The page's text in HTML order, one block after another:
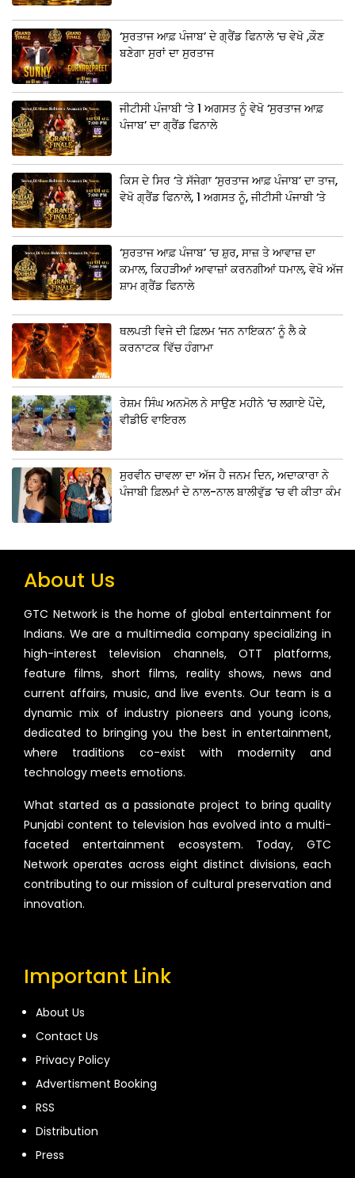
‘ਸੁਰਤਾਜ ਆਫ਼ ਪੰਜਾਬ’ ਦੇ ਗ੍ਰੈਂਡ ਫਿਨਾਲੇ ‘ਚ ਵੇਖੋ ,ਕੌਣ
ਬਣੇਗਾ ਸੁਰਾਂ ਦਾ ਸੁਰਤਾਜ
ਜੀਟੀਸੀ ਪੰਜਾਬੀ ‘ਤੇ 1 ਅਗਸਤ ਨੂੰ ਵੇਖੋ ‘ਸੁਰਤਾਜ ਆਫ਼
ਪੰਜਾਬ’ ਦਾ ਗ੍ਰੈਂਡ ਫਿਨਾਲੇ
ਕਿਸ ਦੇ ਸਿਰ ‘ਤੇ ਸੱਜੇਗਾ ‘ਸੁਰਤਾਜ ਆਫ਼ ਪੰਜਾਬ’ ਦਾ ਤਾਜ,
ਵੇਖੋ ਗ੍ਰੈਂਡ ਫਿਨਾਲੇ, 1 ਅਗਸਤ ਨੂੰ, ਜੀਟੀਸੀ ਪੰਜਾਬੀ ‘ਤੇ
‘ਸੁਰਤਾਜ ਆਫ਼ ਪੰਜਾਬ’ ‘ਚ ਸ਼ੁਰ, ਸਾਜ਼ ਤੇ ਆਵਾਜ਼ ਦਾ
ਕਮਾਲ, ਕਿਹੜੀਆਂ ਆਵਾਜ਼ਾਂ ਕਰਨਗੀਆਂ ਧਮਾਲ, ਵੇਖੋ ਅੱਜ
ਸ਼ਾਮ ਗ੍ਰੈਂਡ ਫਿਨਾਲੇ
ਥਲਪਤੀ ਵਿਜੇ ਦੀ ਫ਼ਿਲਮ ‘ਜਨ ਨਾਇਕਨ’ ਨੂੰ ਲੈ ਕੇ
ਕਰਨਾਟਕ ਵਿੱਚ ਹੰਗਾਮਾ
ਰੇਸ਼ਮ ਸਿੰਘ ਅਨਮੋਲ ਨੇ ਸਾਉਣ ਮਹੀਨੇ ‘ਚ ਲਗਾਏ ਪੌਦੇ,
ਵੀਡੀਓ ਵਾਇਰਲ
ਸੁਰਵੀਨ ਚਾਵਲਾ ਦਾ ਅੱਜ ਹੈ ਜਨਮ ਦਿਨ, ਅਦਾਕਾਰਾ ਨੇ
ਪੰਜਾਬੀ ਫ਼ਿਲਮਾਂ ਦੇ ਨਾਲ-ਨਾਲ ਬਾਲੀਵੁੱਡ ‘ਚ ਵੀ ਕੀਤਾ ਕੰਮ
About Us
GTC Network is the home of global entertainment for
Indians. We are a multimedia company specializing in
high-interest television channels, OTT platforms,
feature films, short films, reality shows, news and
current affairs, music, and live events. Our team is a
dynamic mix of industry pioneers and young icons,
dedicated to bringing you the best in entertainment,
where traditions co-exist with modernity and
technology meets emotions.
What started as a passionate project to bring quality
Punjabi content to television has evolved into a multi-
faceted entertainment ecosystem. Today, GTC
Network operates across eight distinct divisions, each
contributing to our mission of cultural preservation and
innovation.
Important Link
About Us
Contact Us
Privacy Policy
Advertisment Booking
RSS
Distribution
Press